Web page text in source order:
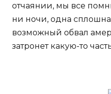
отчаянии, мы все
ни ночи, одна
возможный обвал
затронет какую-то